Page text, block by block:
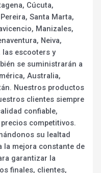
Cúcuta,
Santa Marta,
Manizales,
Neiva,
las escooters y
se suministrarán a
Australia,
Nuestros productos
clientes siempre
confiable,
competitivos.
su lealtad
la mejora constante de
garantizar la
finales, clientes,